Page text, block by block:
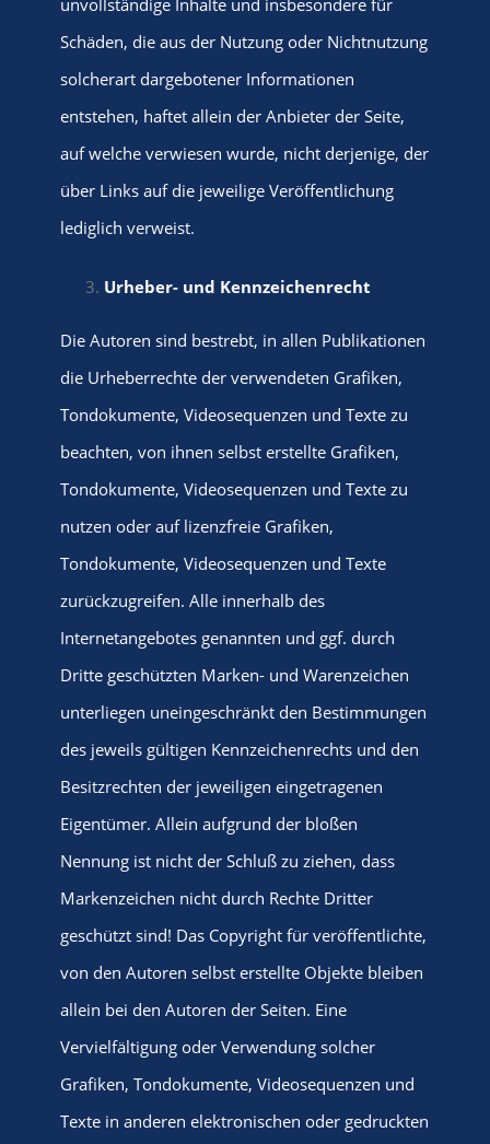
unvollständige Inhalte und insbesondere für
Schäden, die aus der Nutzung oder Nichtnutzung
solcherart dargebotener Informationen
entstehen, haftet allein der Anbieter der Seite,
auf welche verwiesen wurde, nicht derjenige, der
über Links auf die jeweilige Veröffentlichung
lediglich verweist.
Urheber- und Kennzeichenrecht
Die Autoren sind bestrebt, in allen Publikationen
die Urheberrechte der verwendeten Grafiken,
Tondokumente, Videosequenzen und Texte zu
beachten, von ihnen selbst erstellte Grafiken,
Tondokumente, Videosequenzen und Texte zu
nutzen oder auf lizenzfreie Grafiken,
Tondokumente, Videosequenzen und Texte
zurückzugreifen. Alle innerhalb des
Internetangebotes genannten und ggf. durch
Dritte geschützten Marken- und Warenzeichen
unterliegen uneingeschränkt den Bestimmungen
des jeweils gültigen Kennzeichenrechts und den
Besitzrechten der jeweiligen eingetragenen
Eigentümer. Allein aufgrund der bloßen
Nennung ist nicht der Schluß zu ziehen, dass
Markenzeichen nicht durch Rechte Dritter
geschützt sind! Das Copyright für veröffentlichte,
von den Autoren selbst erstellte Objekte bleiben
allein bei den Autoren der Seiten. Eine
Vervielfältigung oder Verwendung solcher
Grafiken, Tondokumente, Videosequenzen und
Texte in anderen elektronischen oder gedruckten